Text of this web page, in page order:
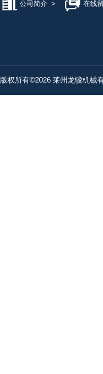
公司简介 > 在线
版权所有©2026 莱州龙骏机械